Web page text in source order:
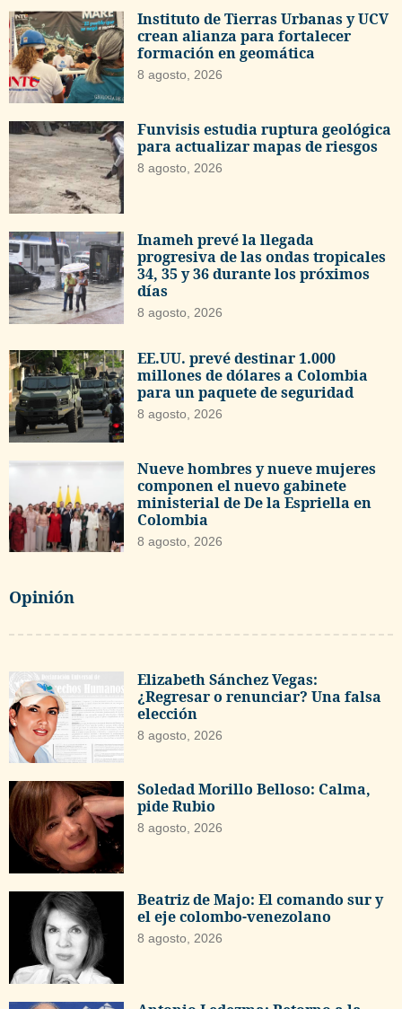
Instituto de Tierras Urbanas y UCV
crean alianza para fortalecer
formación en geomática
8 agosto, 2026
Funvisis estudia ruptura geológica
para actualizar mapas de riesgos
8 agosto, 2026
Inameh prevé la llegada
progresiva de las ondas tropicales
34, 35 y 36 durante los próximos
días
8 agosto, 2026
EE.UU. prevé destinar 1.000
millones de dólares a Colombia
para un paquete de seguridad
8 agosto, 2026
Nueve hombres y nueve mujeres
componen el nuevo gabinete
ministerial de De la Espriella en
Colombia
8 agosto, 2026
Opinión
Elizabeth Sánchez Vegas:
¿Regresar o renunciar? Una falsa
elección
8 agosto, 2026
Soledad Morillo Belloso: Calma,
pide Rubio
8 agosto, 2026
Beatriz de Majo: El comando sur y
el eje colombo-venezolano
8 agosto, 2026